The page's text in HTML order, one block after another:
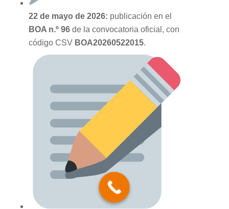
22 de mayo de 2026: publicación en el
BOA n.º 96de la convocatoria oficial, con
código CSV BOA20260522015.